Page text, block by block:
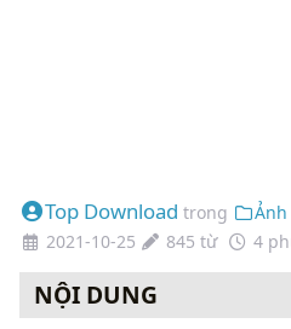
Top Download trong
2021-10-25
845 từ 4
NỘI DUNG